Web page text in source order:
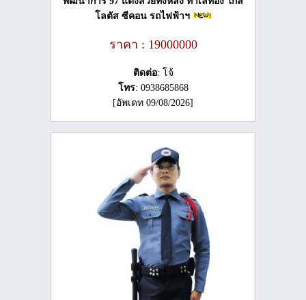
โลตัส ซีคอน รถไฟฟ้าฯ
ราคา : 19000000
ติดต่อ: โจ้
โทร: 0938685868
[อัพเดท 09/08/2026]